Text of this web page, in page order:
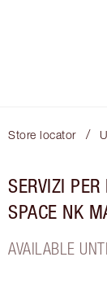
Store locator /
SERVIZI
SPACE NK
AVAILABLE